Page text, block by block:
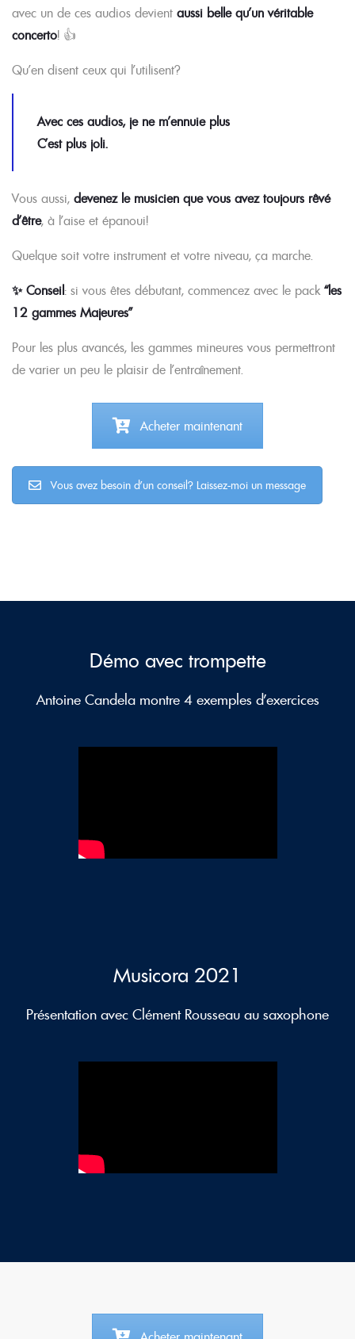
avec un de ces audios devient aussi belle qu’un véritable
concerto! 👍
Qu’en disent ceux qui l’utilisent?
Avec ces audios, je ne m’ennuie plus
C’est plus joli.
Vous aussi, devenez le musicien que vous avez toujours rêvé
d’être, à l’aise et épanoui!
Quelque soit votre instrument et votre niveau, ça marche.
✨ Conseil : si vous êtes débutant, commencez avec le pack“les
12 gammes Majeures”
Pour les plus avancés, les gammes mineures vous permettront
de varier un peu le plaisir de l’entraînement.
Acheter maintenant
Vous avez besoin d'un conseil? Laissez-moi un message
Démo avec trompette
Antoine Candela montre 4 exemples d'exercices
Musicora 2021
Présentation avec Clément Rousseau au saxophone